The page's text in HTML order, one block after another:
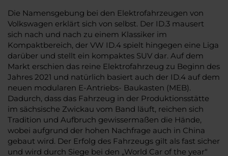
Die Namensgebung bei den Elektrofahrzeugen von
Volkswagen erklärt sich von selbst. Der ID.3 mausert
sich nach und nach zu einem Klassiker im
Kompaktbereich, der VW ID.4 spielt hingegen eine Liga
darüber und stellt ein kompaktes SUV dar. Auf dem
Markt erschien das reine Elektrofahrzeug zu Beginn des
Jahres 2021 und natürlich basiert auch der ID.4 auf dem
neuen modularen E-Antriebs- Baukasten (MEB).
Dadurch, dass das Fahrzeug in der Produktionsstätte
im sächsische Zwickau vom Band läuft, reichen sich
Tradition und Aufbruch gewissermaßen die Hände,
wobei aufgrund der hohen Nachfrage auch in China
gebaut wird. Der Erfolg des Fahrzeugs gilt als fast sicher
und wird durch Siege bei den „World Car of the year“